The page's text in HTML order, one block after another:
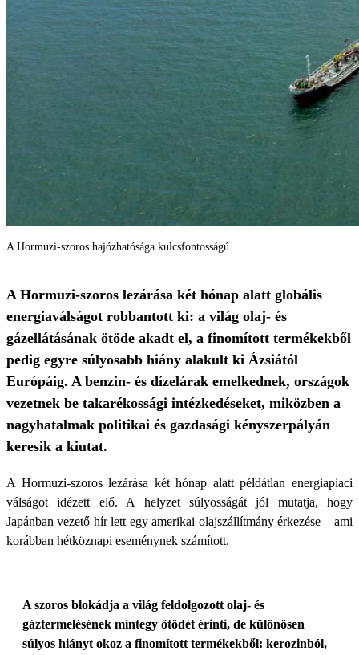
A Hormuzi-szoros hajózhatósága kulcsfontosságú
A Hormuzi-szoros lezárása két hónap alatt globális
energiaválságot robbantott ki: a világ olaj- és
gázellátásának ötöde akadt el, a finomított termékekből
pedig egyre súlyosabb hiány alakult ki Ázsiától
Európáig. A benzin- és dízelárak emelkednek, országok
vezetnek be takarékossági intézkedéseket, miközben a
nagyhatalmak politikai és gazdasági kényszerpályán
keresik a kiutat.
A Hormuzi-szoros lezárása két hónap alatt példátlan energiapiaci
válságot idézett elő. A helyzet súlyosságát jól mutatja, hogy
Japánban vezető hír lett egy amerikai olajszállítmány érkezése – ami
korábban hétköznapi eseménynek számított.
A szoros blokádja a világ feldolgozott olaj- és
gáztermelésének mintegy ötödét érinti, de különösen
súlyos hiányt okoz a finomított termékekből: kerozinból,